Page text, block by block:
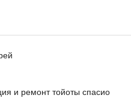
и ремонт тойоты спасио